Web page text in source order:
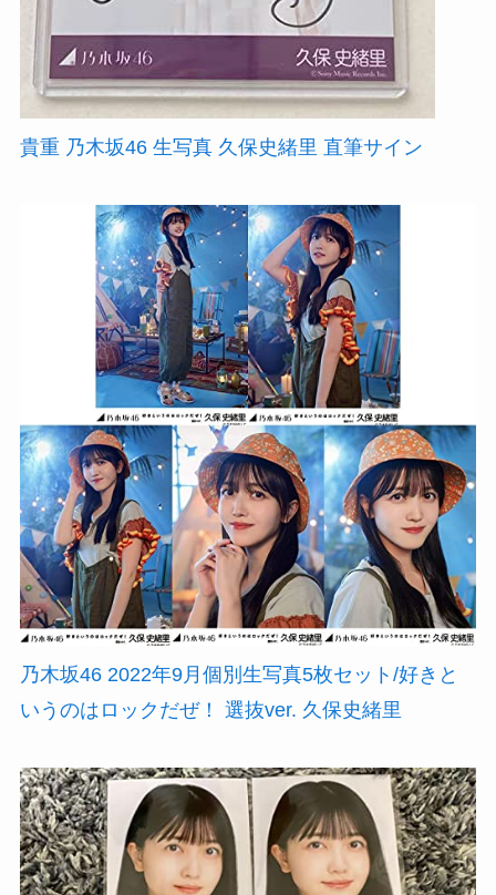
貴重 乃木坂46 生写真 久保史緒里 直筆サイン
乃木坂46 2022年9月個別生写真5枚セット/好きと
いうのはロックだぜ！ 選抜ver. 久保史緒里